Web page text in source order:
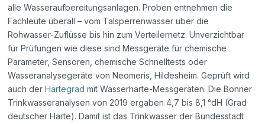
alle Wasseraufbereitungsanlagen. Proben entnehmen die
Fachleute überall – vom Talsperrenwasser über die
Rohwasser-Zuflüsse bis hin zum Verteilernetz. Unverzichtbar
für Prüfungen wie diese sind Messgeräte für chemische
Parameter, Sensoren, chemische Schnelltests oder
Wasseranalysegeräte von Neomeris, Hildesheim. Geprüft wird
auch derHärtegrad mit Wasserhärte-Messgeräten. Die Bonner
Trinkwasseranalysen von 2019 ergaben 4,7 bis 8,1 °dH (Grad
deutscher Härte). Damit ist das Trinkwasser der Bundesstadt